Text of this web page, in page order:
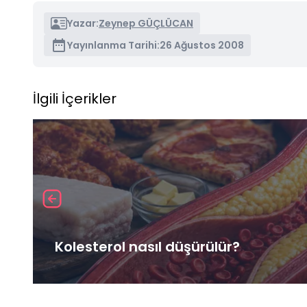
Yazar:Zeynep GÜÇLÜCAN
Yayınlanma Tarihi:26 Ağustos 2008
İlgili İçerikler
Kolesterol nasıl düşürülür?